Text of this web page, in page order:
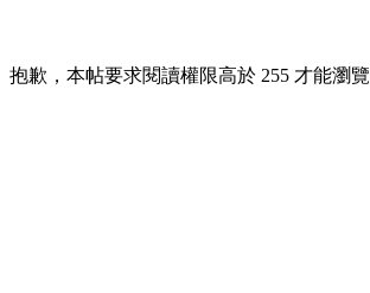
抱歉，本帖要求閱讀權限高於 255 才能瀏覽